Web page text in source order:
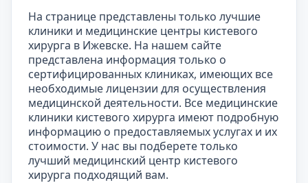
На странице представлены только лучшие
клиники и медицинские центры кистевого
хирурга в Ижевске. На нашем сайте
представлена информация только о
сертифицированных клиниках, имеющих все
необходимые лицензии для осуществления
медицинской деятельности. Все медицинские
клиники кистевого хирурга имеют подробную
информацию о предоставляемых услугах и их
стоимости. У нас вы подберете только
лучший медицинский центр кистевого
хирурга подходящий вам.